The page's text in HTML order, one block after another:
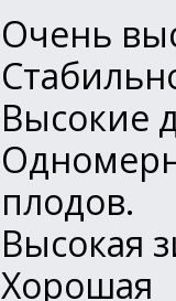
Очень
Высокие
плодов.
Высокая
Хорошая